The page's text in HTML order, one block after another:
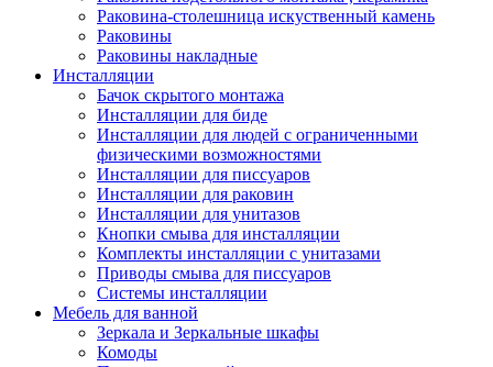
Раковина-столешница искуственный камень
Раковины
Раковины накладные
Инсталляции
Бачок скрытого монтажа
Инсталляции для биде
Инсталляции для людей с ограниченными
физическими возможностями
Инсталляции для писсуаров
Инсталляции для раковин
Инсталляции для унитазов
Кнопки смыва для инсталляции
Комплекты инсталляции с унитазами
Приводы смыва для писсуаров
Системы инсталляции
Мебель для ванной
Зеркала и Зеркальные шкафы
Комоды